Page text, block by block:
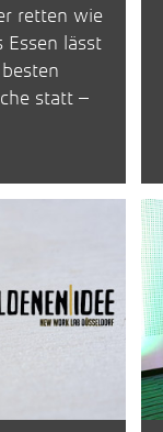
retten wie
Essen lässt
statt –